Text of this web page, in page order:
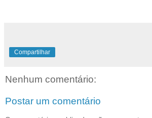
Compartilhar
Nenhum comentário:
Postar um comentário